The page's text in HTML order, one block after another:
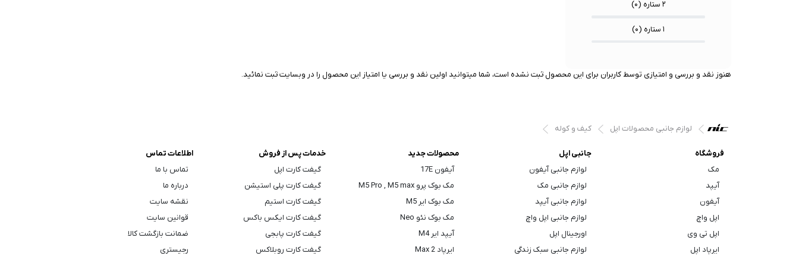
۲ ستاره ( ۰)
۱ ستاره ( ۰)
هنوز نقد و بررسی و امتیازی توسط کاربران برای این محصول ثبت نشده است، شما میتوانید اولین نقد و بررسی یا امتیاز این محصول را در وبسایت ثبت نمائید.
لوازم جانبی محصولات اپل کیف و کوله
فروشگاه
مک
آیپد
آیفون
اپل واچ
اپل تی وی
ایرپاد اپل
جانبی اپل
لوازم جانبی آیفون
لوازم جانبی مک
لوازم جانبی آیپد
لوازم جانبی اپل واچ
اورجینال اپل
لوازم جانبی سبک زندگی
محصولات جدید
آیفون 17E
مک بوک پرو M5 Pro , M5 max
مک بوک ایر M5
مک بوک نئو Neo
آیپد ایر M4
ایرپاد Max 2
خدمات پس از فروش
گیفت کارت اپل
گیفت کارت پلی استیشن
گیفت کارت استیم
گیفت کارت ایکس باکس
گیفت کارت پابجی
گیفت کارت روبلاکس
اطلاعات تماس
تماس با ما
درباره ما
نقشه سایت
قوانین سایت
ضمانت بازگشت کالا
رجیستری